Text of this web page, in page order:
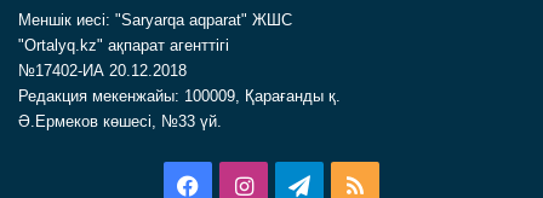
Меншік иесі: "Saryarqa aqparat" ЖШС
"Ortalyq.kz" ақпарат агенттігі
№17402-ИА 20.12.2018
Редакция мекенжайы: 100009, Қарағанды қ.
Ә.Ермеков көшесі, №33 үй.
FacebookInstagramTelegram